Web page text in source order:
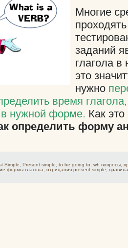
Многие
заданий
глагола
это
нужно
время
в нужной форме. Как
определить форму
Simple Present simple to be going to wh вопросы
формы глагола отрицания present simple правила